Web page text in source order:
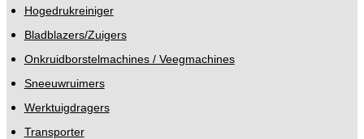
Hogedrukreiniger
Bladblazers/Zuigers
Onkruidborstelmachines / Veegmachines
Sneeuwruimers
Werktuigdragers
Transporter